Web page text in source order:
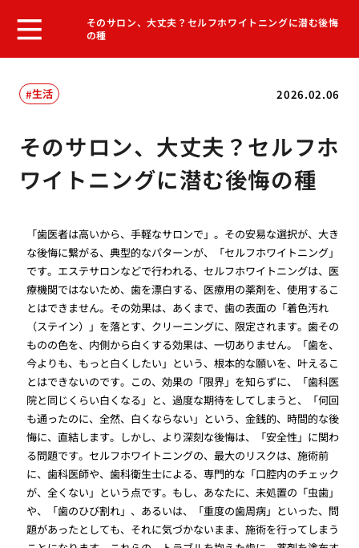
そのサロン、大丈夫？セルフホワイトニングに潜む後悔
の種
2026.02.06
生活
そのサロン、大丈夫？セルフホ
ワイトニングに潜む後悔の種
「歯医者は高いから、手軽なサロンで」。その安易な選択が、大き
な後悔に繋がる、典型的なパターンが、「セルフホワイトニング」
です。エステサロンなどで行われる、セルフホワイトニングは、医
療機関ではないため、歯を漂白する、医療用の薬剤を、使用するこ
とはできません。その効果は、あくまで、歯の表面の「着色汚れ
（ステイン）」を落とす、クリーニングに、限定されます。歯その
ものの色を、内側から白くする効果は、一切ありません。「歯を、
今よりも、もっと白くしたい」という、根本的な願いを、叶えるこ
とはできないのです。この、効果の「限界」を知らずに、「歯科医
院と同じくらい白くなる」と、過度な期待をしてしまうと、「何回
も通ったのに、全然、白くならない」という、金銭的、時間的な後
悔に、直結します。しかし、より深刻な後悔は、「安全性」に関わ
る問題です。セルフホワイトニングの、最大のリスクは、施術前
に、歯科医師や、歯科衛生士による、専門的な「口腔内のチェック
が、全くない」という点です。もし、あなたに、未処置の「虫歯」
や、「歯のひび割れ」、あるいは、「重度の歯周病」といった、問
題があったとしても、それに気づかないまま、施術を行ってしまう